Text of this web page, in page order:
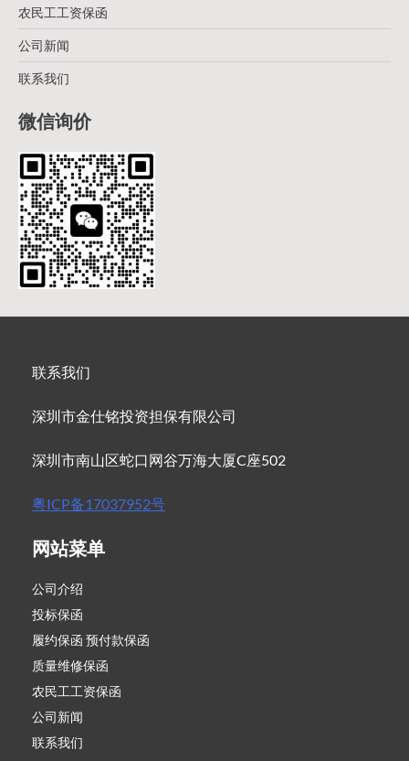
农民工工资保函
公司新闻
联系我们
微信询价
联系我们
深圳市金仕铭投资担保有限公司
深圳市南山区蛇口网谷万海大厦C座502
粤ICP备17037952号
网站菜单
公司介绍
投标保函
履约保函 预付款保函
质量维修保函
农民工工资保函
公司新闻
联系我们